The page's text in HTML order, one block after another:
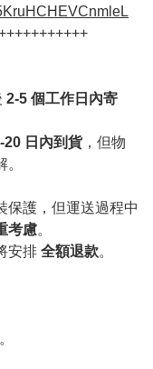
2-5 個工作日內寄
20 日內到貨，但物
保護，但運送過程中
考慮。
安排 全額退款。